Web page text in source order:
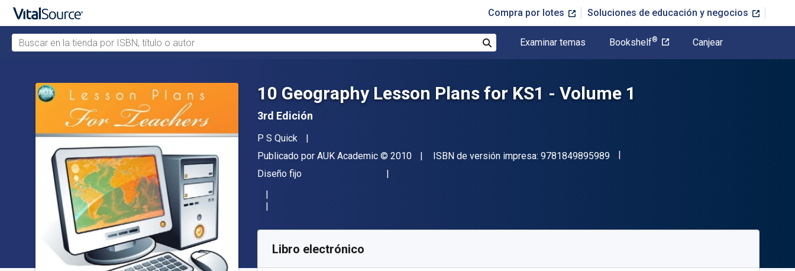
Compra por lotes Soluciones de educación y negocios
Buscar en la tienda por ISBN, título o autor
Examinar temas Bookshelf® Canjear
10 Geography Lesson Plans for KS1 - Volume 1
3rd Edición
Autor(es)
P S Quick
Editor
Publicado por AUK Academic Copyright
© 2010 ISBN de versión impresa: 9781849895989"ISBN-13 9781849895989"
Formato
Diseño fijo
SKU:
Libro electrónico